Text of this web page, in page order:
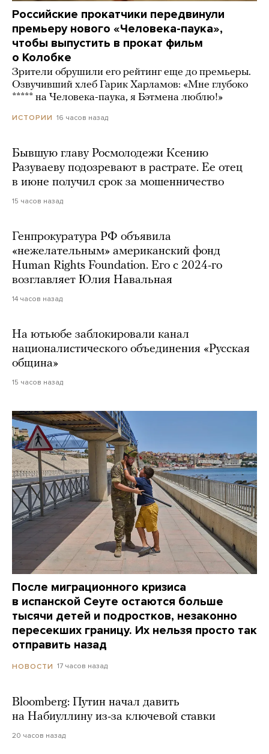
Российские прокатчики передвинули
премьеру нового «Человека-паука»,
чтобы выпустить в прокат фильм
о Колобке
Зрители обрушили его рейтинг еще до премьеры.
Озвучивший хлеб Гарик Харламов: «Мне глубоко
***** на Человека-паука, я Бэтмена люблю!»
ИСТОРИИ 16 часов назад
Бывшую главу Росмолодежи Ксению
Разуваеву подозревают в растрате. Ее отец
в июне получил срок за мошенничество
15 часов назад
Генпрокуратура РФ объявила
«нежелательным» американский фонд
Human Rights Foundation. Его с 2024-го
возглавляет Юлия Навальная
14 часов назад
На ютьюбе заблокировали канал
националистического объединения «Русская
община»
15 часов назад
После миграционного кризиса
в испанской Сеуте остаются больше
тысячи детей и подростков, незаконно
пересекших границу. Их нельзя просто так
отправить назад
НОВОСТИ 17 часов назад
Bloomberg: Путин начал давить
на Набиуллину из-за ключевой ставки
20 часов назад